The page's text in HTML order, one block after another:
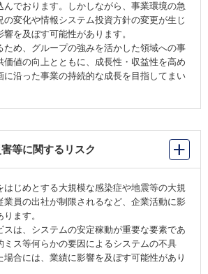
んでおります。しかしながら、事業環境の急
の変化や情報システム投資方針の変更が生じ
を及ぼす可能性があります。
ため、グループの強みを活かした領域への事
価値の向上とともに、成長性・収益性を高め
に沿った事業の持続的な成長を目指してまい
に関するリスク
はじめとする大規模な感染症や地震等の大規
業員の出社が制限されるなど、企業活動に影
ます。
スは、システムの安定稼動が重要な要素であ
ミス等何らかの要因によるシステムの不具
合には、業績に影響を及ぼす可能性があり